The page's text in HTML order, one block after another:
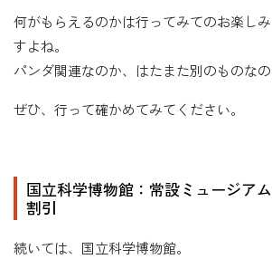
何がもらえるのかは行ってみてのお楽し
すよね。
パンダ関連なのか、はたまた別のものな
ぜひ、行って確かめてみてください。
国立科学博物館：常設ミュージア
割引
続いては、国立科学博物館。